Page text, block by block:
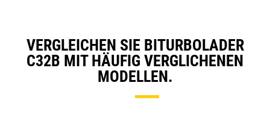
VERGLEICHEN SIE BITURBOLADER
C32B MIT HÄUFIG VERGLICHENEN
MODELLEN.